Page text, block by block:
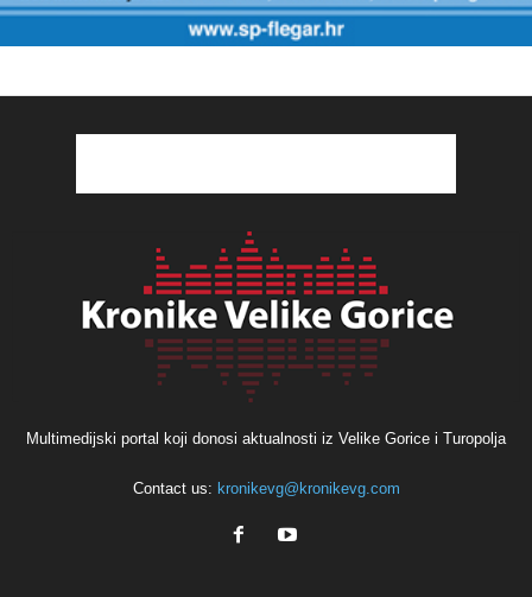
Multimedijski portal koji donosi aktualnosti iz Velike Gorice i Turopolja
Contact us: kronikevg@kronikevg.com